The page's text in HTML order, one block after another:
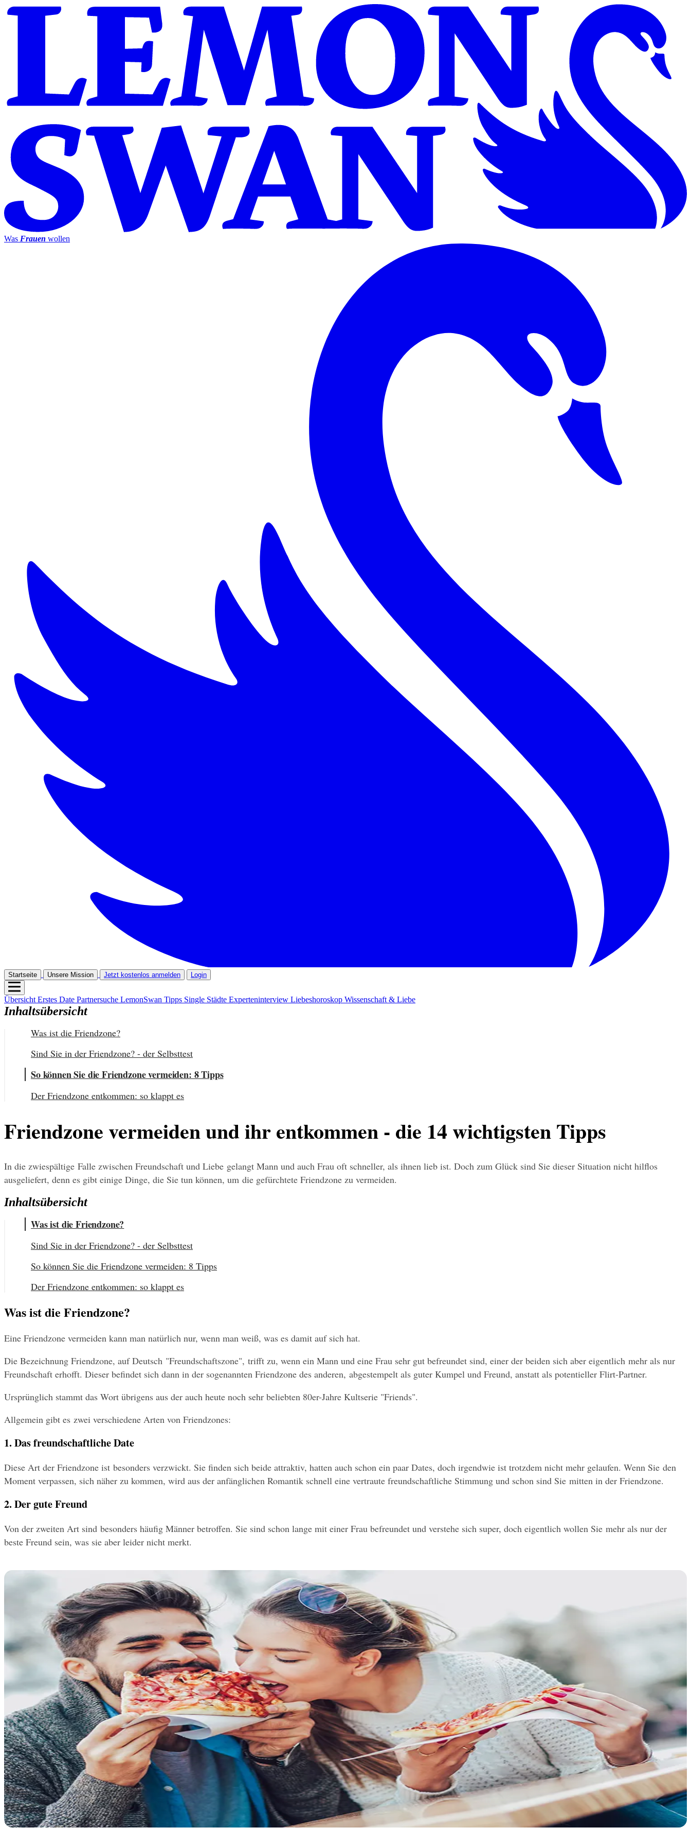
Was Frauen wollen
Startseite Unsere Mission Jetzt kostenlos anmelden Login
Übersicht Erstes Date Partnersuche LemonSwan Tipps Single Städte Experteninterview Liebeshoroskop Wissenschaft & Liebe
Inhaltsübersicht
Was ist die Friendzone?
Sind Sie in der Friendzone? - der Selbsttest
So können Sie die Friendzone vermeiden: 8 Tipps
Der Friendzone entkommen: so klappt es
Friendzone vermeiden und ihr entkommen - die 14 wichtigsten Tipps
In die zwiespältige Falle zwischen Freundschaft und Liebe gelangt Mann und auch Frau oft schneller, als ihnen lieb ist. Doch zum Glück sind Sie dieser Situation nicht hilflos
ausgeliefert, denn es gibt einige Dinge, die Sie tun können, um die gefürchtete Friendzone zu vermeiden.
Inhaltsübersicht
Was ist die Friendzone?
Sind Sie in der Friendzone? - der Selbsttest
So können Sie die Friendzone vermeiden: 8 Tipps
Der Friendzone entkommen: so klappt es
Was ist die Friendzone?
Eine Friendzone vermeiden kann man natürlich nur, wenn man weiß, was es damit auf sich hat.
Die Bezeichnung Friendzone, auf Deutsch "Freundschaftszone", trifft zu, wenn ein Mann und eine Frau sehr gut befreundet sind, einer der beiden sich aber eigentlich mehr als nur
Freundschaft erhofft. Dieser befindet sich dann in der sogenannten Friendzone des anderen, abgestempelt als guter Kumpel und Freund, anstatt als potentieller Flirt-Partner.
Ursprünglich stammt das Wort übrigens aus der auch heute noch sehr beliebten 80er-Jahre Kultserie "Friends".
Allgemein gibt es zwei verschiedene Arten von Friendzones:
1. Das freundschaftliche Date
Diese Art der Friendzone ist besonders verzwickt. Sie finden sich beide attraktiv, hatten auch schon ein paar Dates, doch irgendwie ist trotzdem nicht mehr gelaufen. Wenn Sie den
Moment verpassen, sich näher zu kommen, wird aus der anfänglichen Romantik schnell eine vertraute freundschaftliche Stimmung und schon sind Sie mitten in der Friendzone.
2. Der gute Freund
Von der zweiten Art sind besonders häufig Männer betroffen. Sie sind schon lange mit einer Frau befreundet und verstehe sich super, doch eigentlich wollen Sie mehr als nur der
beste Freund sein, was sie aber leider nicht merkt.